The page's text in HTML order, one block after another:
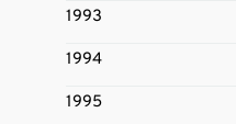
1993
1994
1995